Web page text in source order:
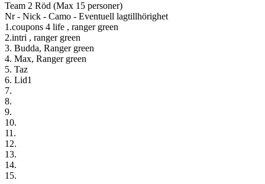
Team 2 Röd (Max 15 personer)
Nr - Nick - Camo - Eventuell lagtillhörighet
1.coupons 4 life , ranger green
2.intri , ranger green
3. Budda, Ranger green
4. Max, Ranger green
5. Taz
6. Lid1
7.
8.
9.
10.
11.
12.
13.
14.
15.